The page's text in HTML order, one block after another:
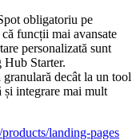
obligatoriu pe
funcții mai avansate
personalizată sunt
Starter.
decât la un tool
și integrare mai mult
landing-pages